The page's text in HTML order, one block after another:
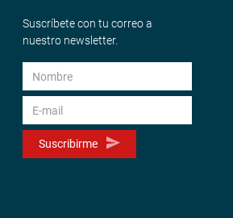
Suscríbete con tu correo a
nuestro newsletter.
Suscribirme